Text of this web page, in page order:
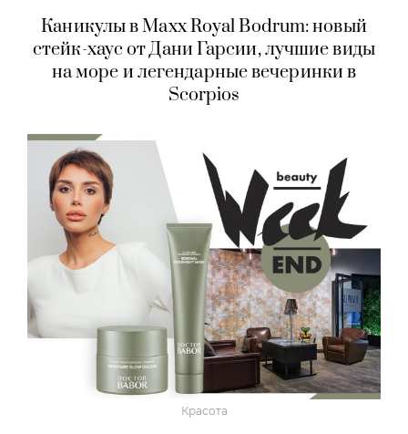
Каникулы в Maxx Royal Bodrum: новый
стейк-хаус от Дани Гарсии, лучшие виды
на море и легендарные вечеринки в
Scorpios
Красота